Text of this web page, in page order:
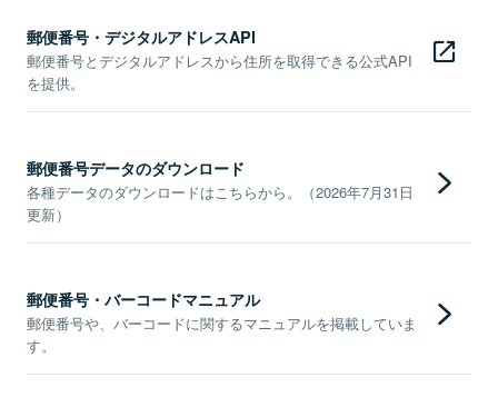
郵便番号・デジタルアドレスAPI
郵便番号とデジタルアドレスから住所を取得できる公式API
を提供。
郵便番号データのダウンロード
各種データのダウンロードはこちらから。（2026年7月31日
更新）
郵便番号・バーコードマニュアル
郵便番号や、バーコードに関するマニュアルを掲載していま
す。